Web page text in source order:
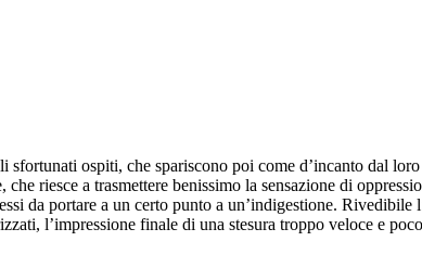
ospiti, che spariscono poi come d’incanto dal
riesce a trasmettere benissimo la sensazione di
da portare a un certo punto a un’indigestione. Rivedibile
l’impressione finale di una stesura troppo veloce e